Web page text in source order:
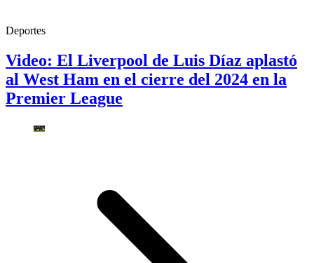
Deportes
Video: El Liverpool de Luis Díaz aplastó
al West Ham en el cierre del 2024 en la
Premier League